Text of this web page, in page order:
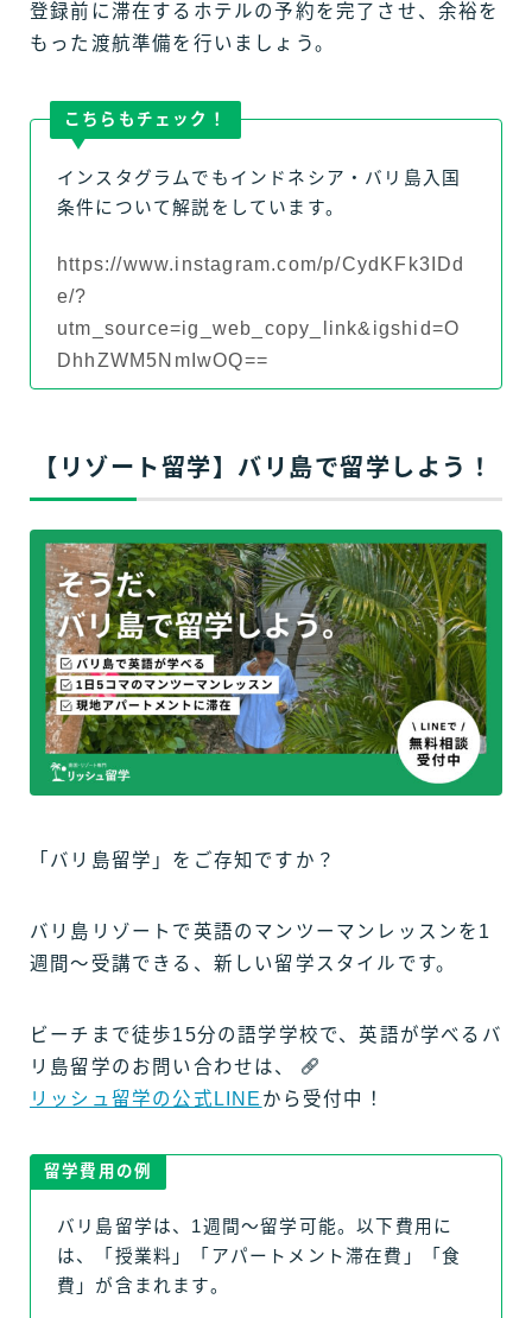
登録前に滞在するホテルの予約を完了させ、余裕を
もった渡航準備を行いましょう。
こちらもチェック！
インスタグラムでもインドネシア・バリ島入国
条件について解説をしています。
https://www.instagram.com/p/CydKFk3IDd
e/?
utm_source=ig_web_copy_link&igshid=O
DhhZWM5NmIwOQ==
【リゾート留学】バリ島で留学しよう！
「バリ島留学」をご存知ですか？
バリ島リゾートで英語のマンツーマンレッスンを1
週間〜受講できる、新しい留学スタイルです。
ビーチまで徒歩15分の語学学校で、英語が学べるバ
リ島留学のお問い合わせは、
リッシュ留学の公式LINE から受付中！
留学費用の例
バリ島留学は、1週間〜留学可能。以下費用に
は、「授業料」「アパートメント滞在費」「食
費」が含まれます。